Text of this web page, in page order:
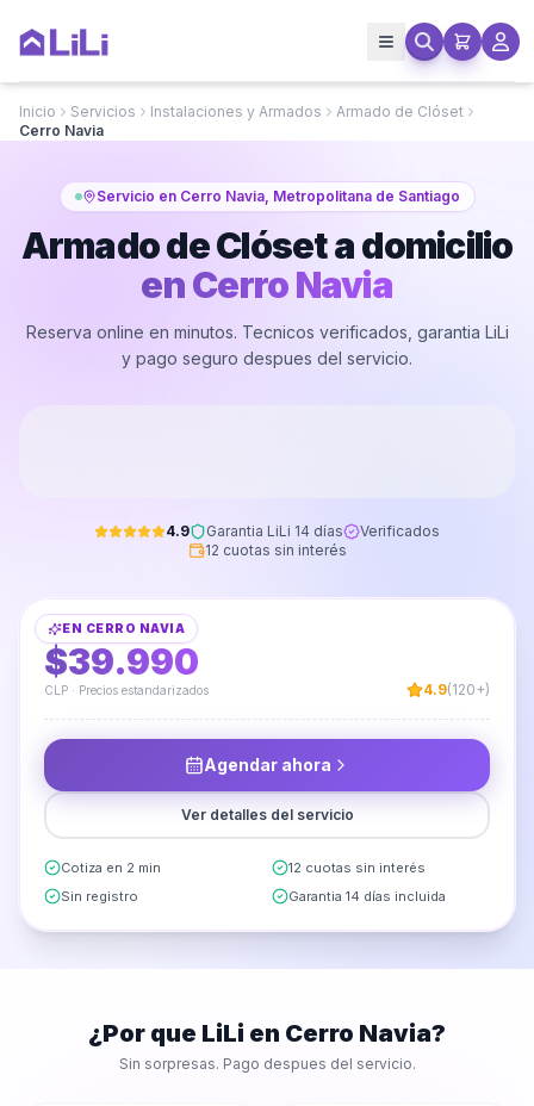
Inicio Servicios Instalaciones y Armados
Armado de Clóset
Cerro Navia
Servicio en Cerro Navia, Metropolitana de Santiago
Armado de Clóset a domicilio
enCerro Navia
Reserva online en minutos. Tecnicos verificados, garantia LiLi
y pago seguro despues del servicio.
4.9 Garantia LiLi 14 días
Verificados
12 cuotas sin interés
EN CERRO NAVIA
DESDE
$39.990
CLP · Precios estandarizados 4.9(120+)
Agendar ahora
Ver detalles del servicio
Cotiza en 2 min
12 cuotas sin interés
Sin registro
Garantia 14 días incluida
¿Por que LiLi en Cerro Navia?
Sin sorpresas. Pago despues del servicio.